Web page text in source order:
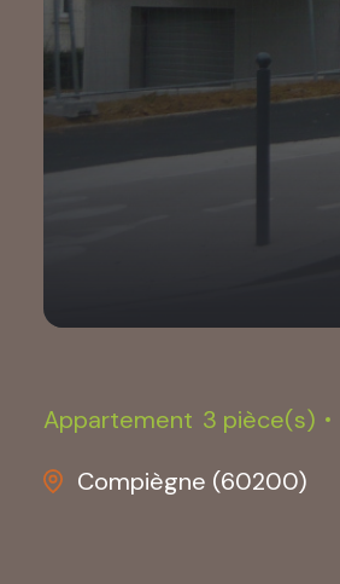
Appartement 3 pièce(s)
Compiègne (60200)